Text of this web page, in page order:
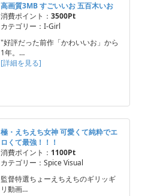
高画質3MB すごいいお 五百木いお
消費ポイント： 3500Pt
カテゴリー：I-Girl
"好評だった前作「かわいいお」から
1年。…
[詳細を見る]
極・えちえち女神 可愛くて純粋でエ
ロくて最強！！！
消費ポイント： 1100Pt
カテゴリー：Spice Visual
監督特選ちょーえちえちのギリッギ
リ動画…